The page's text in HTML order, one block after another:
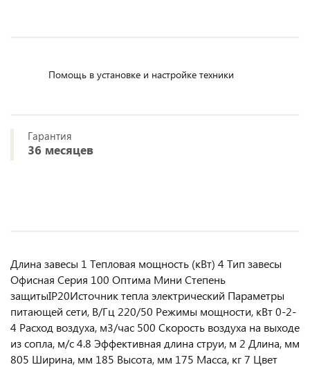
Помощь в установке и настройке техники
Гарантия
36 месяцев
Длина завесы 1 Тепловая мощность (кВт) 4 Тип завесы
Офисная Серия 100 Оптима Мини Степень
защитыIP20Источник тепла электрический Параметры
питающей сети, В/Гц 220/50 Режимы мощности, кВт 0-2-
4 Расход воздуха, м3/час 500 Скорость воздуха на выходе
из сопла, м/с 4.8 Эффективная длина струи, м 2 Длина, мм
805 Ширина, мм 185 Высота, мм 175 Масса, кг 7 Цвет